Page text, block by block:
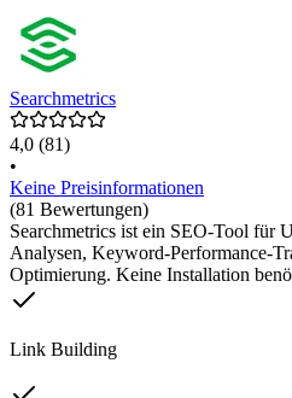
Searchmetrics
4,0 (81)
•
Keine Preisinformationen
(81 Bewertungen)
Searchmetrics ist ein SEO-Tool für
Analysen, Keyword-Performance-
Optimierung. Keine Installation
Link Building